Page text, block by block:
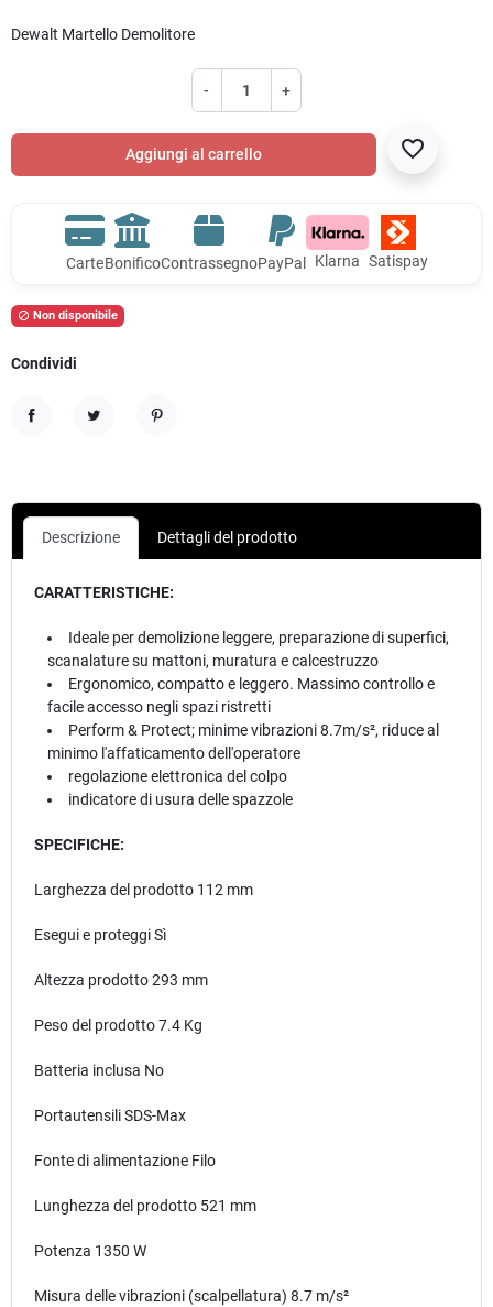
Dewalt Martello Demolitore
- +
Aggiungi al carrello favorite_border
CarteBonificoContrassegnoPayPal Klarna Satispay
 Non disponibile
Condividi
Descrizione Dettagli del prodotto
CARATTERISTICHE:
Ideale per demolizione leggere, preparazione di superfici,
scanalature su mattoni, muratura e calcestruzzo
Ergonomico, compatto e leggero. Massimo controllo e
facile accesso negli spazi ristretti
Perform & Protect; minime vibrazioni 8.7m/s², riduce al
minimo l'affaticamento dell'operatore
regolazione elettronica del colpo
indicatore di usura delle spazzole
SPECIFICHE:
Larghezza del prodotto 112 mm
Esegui e proteggi Sì
Altezza prodotto 293 mm
Peso del prodotto 7.4 Kg
Batteria inclusa No
Portautensili SDS-Max
Fonte di alimentazione Filo
Lunghezza del prodotto 521 mm
Potenza 1350 W
Misura delle vibrazioni (scalpellatura) 8.7 m/s²